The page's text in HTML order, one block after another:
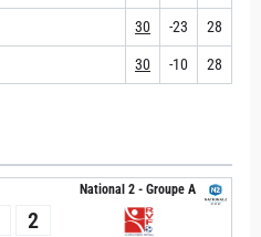
30 -23 28
30 -10 28
National 2 - Groupe A
2